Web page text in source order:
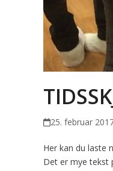
25. februar
Her kan du laste
Det er mye tekst